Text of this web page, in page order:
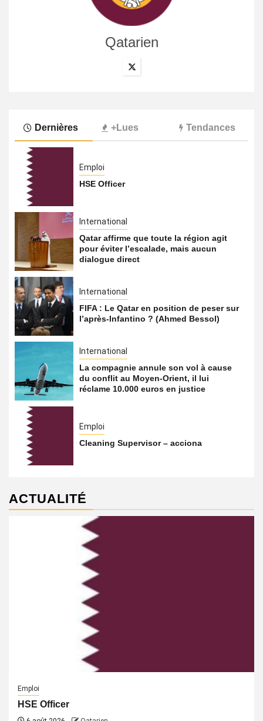
Qatarien
Dernières +Lues Tendances
Emploi
HSE Officer
International
Qatar affirme que toute la région agit
pour éviter l’escalade, mais aucun
dialogue direct
International
FIFA : Le Qatar en position de peser sur
l’après-Infantino ? (Ahmed Bessol)
International
La compagnie annule son vol à cause
du conflit au Moyen-Orient, il lui
réclame 10.000 euros en justice
Emploi
Cleaning Supervisor – acciona
ACTUALITÉ
Emploi
HSE Officer